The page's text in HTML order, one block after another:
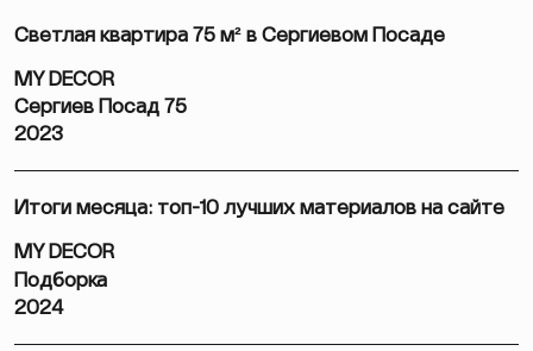
Светлая квартира 75 м² в Сергиевом Посаде
MY DECOR
Сергиев Посад 75
2023
Итоги месяца: топ-10 лучших материалов на сайте
MY DECOR
Подборка
2024